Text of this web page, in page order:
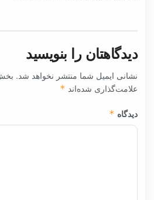
دیدگاهتان را بنویسید
نشانی ایمیل شما منتشر نخواهد شد.
علامت‌گذاری شده‌اند *
دیدگاه *